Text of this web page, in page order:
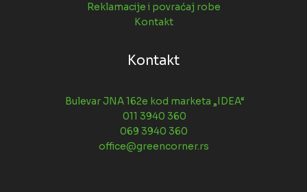
Reklamacije i povraćaj robe
Kontakt
Kontakt
Bulevar JNA 162e kod marketa „IDEA“
011 3940 360
069 3940 360
office@greencorner.rs